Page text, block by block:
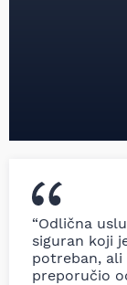
“Odlična
siguran koji
potreban, ali
preporučio